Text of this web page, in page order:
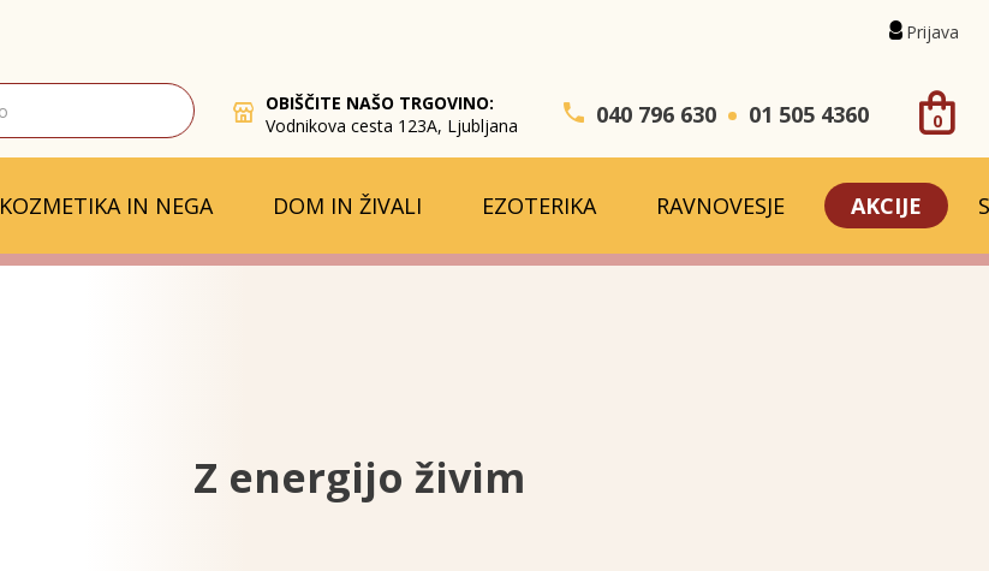
OBIŠČITE NAŠO TRGOVINO:
Vodnikova cesta 123A, Ljubljana
040 796 630 01 505 4360 0
Prijava
KOZMETIKA IN NEGA DOM IN ŽIVALI EZOTERIKA RAVNOVESJE AKCIJE
Z energijo živim